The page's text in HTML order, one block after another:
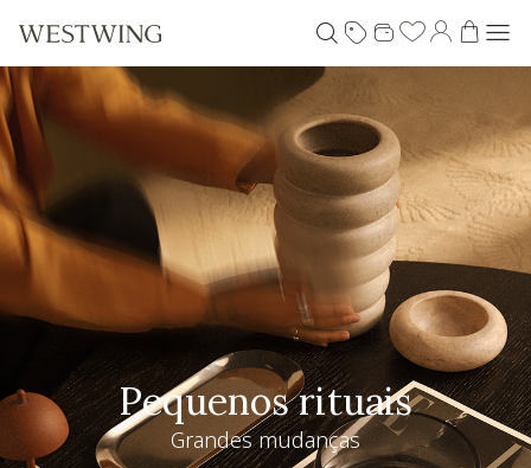
Pequenos rituais
Grandes mudanças